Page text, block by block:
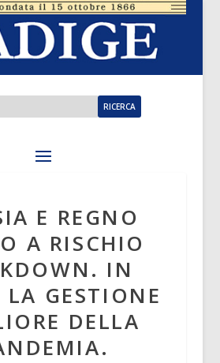
E REGNO
A RISCHIO
IN
GESTIONE
DELLA